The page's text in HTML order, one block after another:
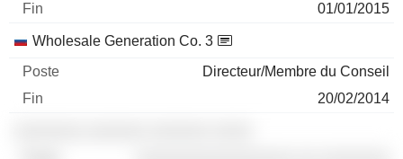
01/01/2015
Wholesale Generation Co. 3
Directeur/Membre du Conseil
20/02/2014